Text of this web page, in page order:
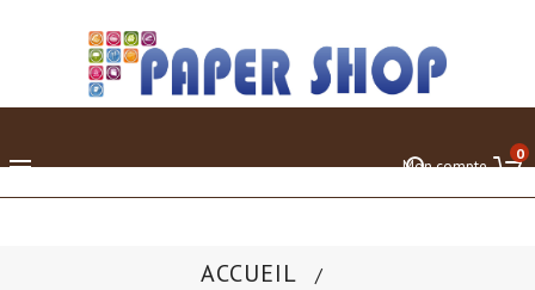
 0
Mon compte
ACCUEIL